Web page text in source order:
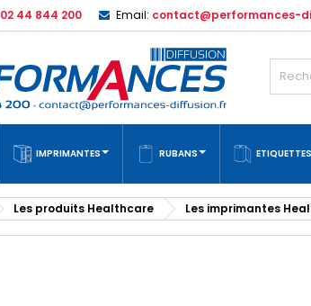
02 44 844 200 Email: contact@performances-
IMPRIMANTES RUBANS ETIQUETTES
Les produits Healthcare Les imprimantes